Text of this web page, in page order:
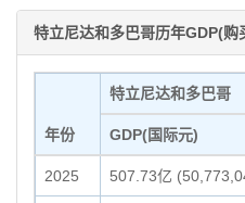
特立尼达和多巴哥历年GDP(购
年份
特立尼达和多巴哥
GDP(国际元)
2025 507.73亿